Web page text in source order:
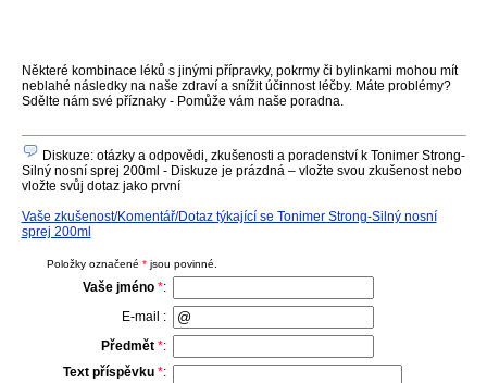
Některé kombinace léků s jinými přípravky, pokrmy či bylinkami mohou mít
neblahé následky na naše zdraví a snížit účinnost léčby. Máte problémy?
Sdělte nám své příznaky - Pomůže vám naše poradna.
Diskuze: otázky a odpovědi, zkušenosti a poradenství k Tonimer Strong-
Silný nosní sprej 200ml - Diskuze je prázdná – vložte svou zkušenost nebo
vložte svůj dotaz jako první
Vaše zkušenost/Komentář/Dotaz týkající se Tonimer Strong-Silný nosní
sprej 200ml
Položky označené * jsou povinné.
Vaše jméno *:
E-mail :
Předmět *:
Text příspěvku *: